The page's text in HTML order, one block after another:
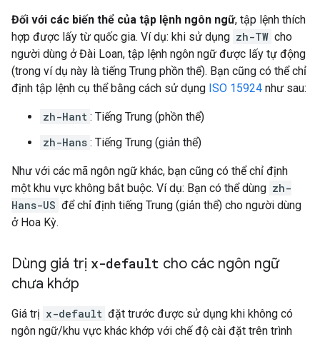
Đối với các biến thể của tập lệnh ngôn ngữ, tập lệnh thích
hợp được lấy từ quốc gia. Ví dụ: khi sử dụng zh-TW cho
người dùng ở Đài Loan, tập lệnh ngôn ngữ được lấy tự động
(trong ví dụ này là tiếng Trung phồn thể). Bạn cũng có thể chỉ
định tập lệnh cụ thể bằng cách sử dụng ISO 15924 như sau:
zh-Hant : Tiếng Trung (phồn thể)
zh-Hans : Tiếng Trung (giản thể)
Như với các mã ngôn ngữ khác, bạn cũng có thể chỉ định
một khu vực không bắt buộc. Ví dụ: Bạn có thể dùng zh-
Hans-US để chỉ định tiếng Trung (giản thể) cho người dùng
ở Hoa Kỳ.
Dùng giá trị x-default cho các ngôn ngữ
chưa khớp
Giá trị x-default đặt trước được sử dụng khi không có
ngôn ngữ/khu vực khác khớp với chế độ cài đặt trên trình